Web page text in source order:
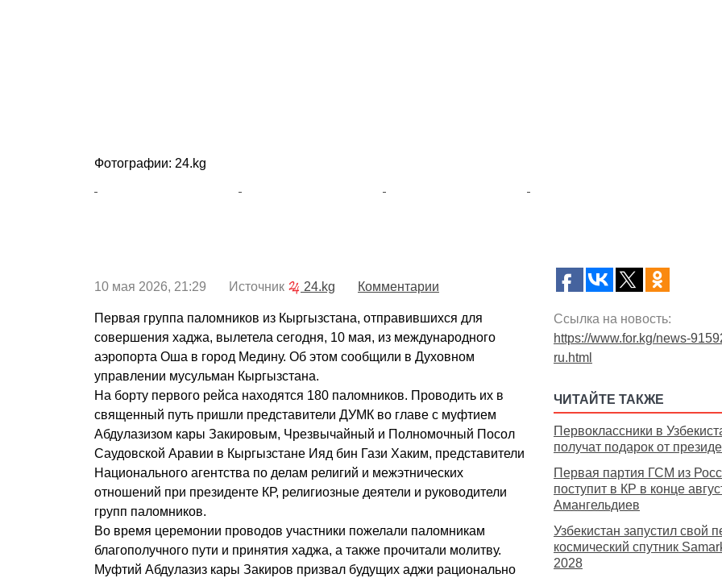
Фотографии: 24.kg
10 мая 2026, 21:29 Источник 24.kg Комментарии
Первая группа паломников из Кыргызстана, отправившихся для
совершения хаджа, вылетела сегодня, 10 мая, из международного
аэропорта Оша в город Медину. Об этом сообщили в Духовном
управлении мусульман Кыргызстана.
На борту первого рейса находятся 180 паломников. Проводить их в
священный путь пришли представители ДУМК во главе с муфтием
Абдулазизом кары Закировым, Чрезвычайный и Полномочный Посол
Саудовской Аравии в Кыргызстане Ияд бин Гази Хаким, представители
Национального агентства по делам религий и межэтнических
отношений при президенте КР, религиозные деятели и руководители
групп паломников.
Во время церемонии проводов участники пожелали паломникам
благополучного пути и принятия хаджа, а также прочитали молитву.
Муфтий Абдулазиз кары Закиров призвал будущих аджи рационально
Ссылка на новость:
https://www.for.kg/news-
ru.html
ЧИТАЙТЕ ТАКЖЕ
Первоклассники в
получат подарок от
Первая партия ГСМ из
поступит в КР в конце
Амангельдиев
Узбекистан запустил свой
космический спутник
2028